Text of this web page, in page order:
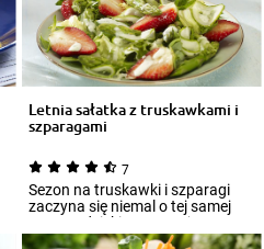
Letnia sałatka z truskawkami i
szparagami
7
Sezon na truskawki i szparagi
zaczyna się niemal o tej samej
porze – dzięki temu możesz
połączyć...